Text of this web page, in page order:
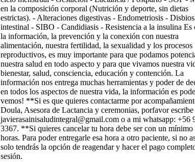
en la composición corporal (Nutrición y deporte, sin dietas
estrictas). - Alteraciones digestivas - Endometriosis -
intestinal - SIBO - Candidiasis - Resistencia a la insulina Es
la información, la prevención y la conexión con nuestra
alimentación, nuestra fertilidad, la sexualidad y los procesos
reproductivos, es muy importante para que podamos
nuestra salud en todo aspecto y para que vivamos nuestra
bienestar, salud, consciencia, educación y contención. La
información nos entrega muchas herramientas y poder de
en todos los aspectos de nuestra vida, la información es
vemos! **Si es que quieres contactarme por
Doula, Asesora de Lactancia y ceremonias, porfavor escribe
javierasainisaludintegral@gmail.com o a mi whatsapp: +56
3367. **Si quieres cancelar tu hora debe ser con un mínimo
horas. Para poder entregarle esa hora a otro paciente, si no
solo tendrás la opción de reagendar y hacer el pago
sesión.